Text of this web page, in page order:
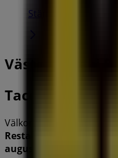
Stängt
Västerås'deki
Taco Bar
Välkommen till
Restauranger och Kaféer
augusti 2026